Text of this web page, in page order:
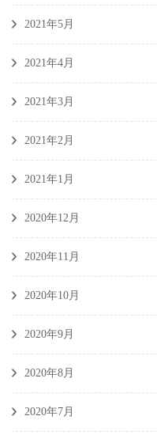
2021年5月
2021年4月
2021年3月
2021年2月
2021年1月
2020年12月
2020年11月
2020年10月
2020年9月
2020年8月
2020年7月